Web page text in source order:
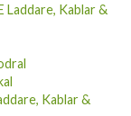
Laddare, Kablar &
Kablar &